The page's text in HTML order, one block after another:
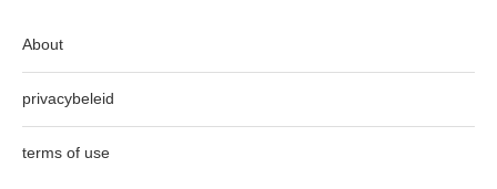
About
privacybeleid
terms of use